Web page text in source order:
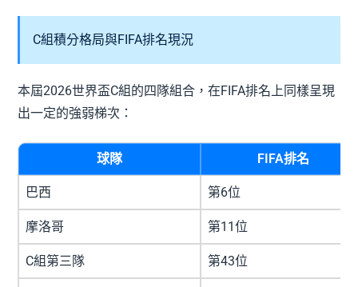
C組積分格局與FIFA排名現況
本屆2026世界盃C組的四隊組合，在FIFA排名上同樣呈現
出一定的強弱梯次：
球隊 FIFA排名
巴西 第6位
摩洛哥 第11位
C組第三隊 第43位